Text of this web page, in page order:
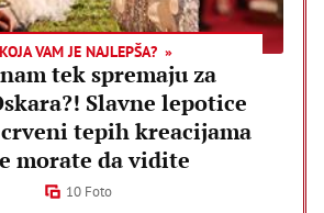
KOJA VAM JE NAJLEPŠA?
tek spremaju za
Slavne lepotice
tepih kreacijama
morate da vidite
10 Foto